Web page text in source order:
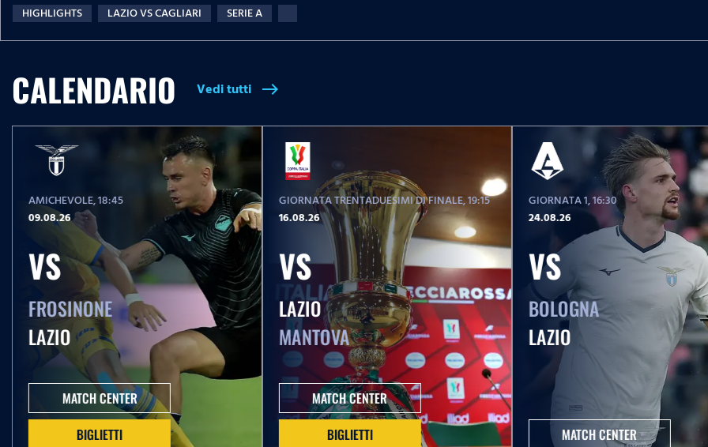
HIGHLIGHTS LAZIO VS CAGLIARI SERIE A
CALENDARIO Vedi tutti east
AMICHEVOLE, 18:45
09.08.26
VS
FROSINONE
LAZIO
MATCH CENTER
BIGLIETTI
GIORNATA TRENTADUESIMI DI FINALE, 19:15
16.08.26
VS
LAZIO
MANTOVA
MATCH CENTER
BIGLIETTI
GIORNATA 1, 16:30
24.08.26
VS
BOLOGNA
LAZIO
MATCH CENTER